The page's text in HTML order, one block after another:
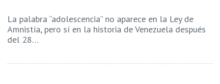
La palabra “adolescencia” no aparece en la Ley de
Amnistía, pero sí en la historia de Venezuela después
del 28…